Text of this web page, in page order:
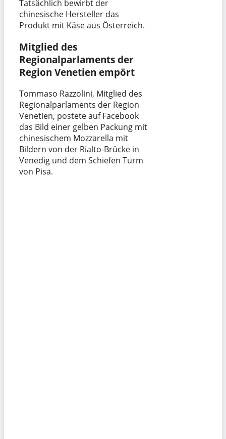
Tatsächlich bewirbt der
chinesische Hersteller das
Produkt mit Käse aus Österreich.
Mitglied des
Regionalparlaments der
Region Venetien empört
Tommaso Razzolini, Mitglied des
Regionalparlaments der Region
Venetien, postete auf Facebook
das Bild einer gelben Packung mit
chinesischem Mozzarella mit
Bildern von der Rialto-Brücke in
Venedig und dem Schiefen Turm
von Pisa.